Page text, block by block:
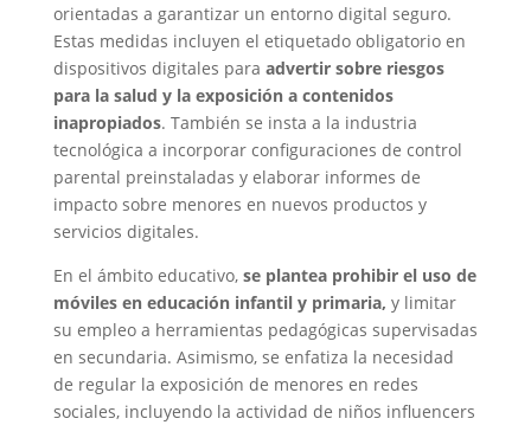
orientadas a garantizar un entorno digital seguro.
Estas medidas incluyen el etiquetado obligatorio en
dispositivos digitales para advertir sobre riesgos
para la salud y la exposición a contenidos
inapropiados. También se insta a la industria
tecnológica a incorporar configuraciones de control
parental preinstaladas y elaborar informes de
impacto sobre menores en nuevos productos y
servicios digitales.
En el ámbito educativo,se plantea prohibir el uso de
móviles en educación infantil y primaria, y limitar
su empleo a herramientas pedagógicas supervisadas
en secundaria. Asimismo, se enfatiza la necesidad
de regular la exposición de menores en redes
sociales, incluyendo la actividad de niños influencers